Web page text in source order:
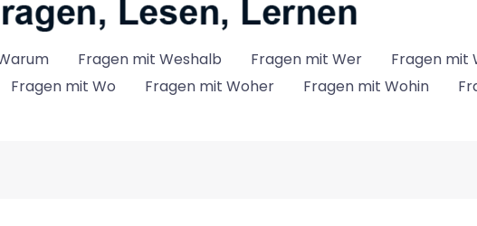
Fragen mit Weshalb Fragen mit Wer
Fragen mit
Fragen mit Wo Fragen mit Woher Fragen mit Wohin